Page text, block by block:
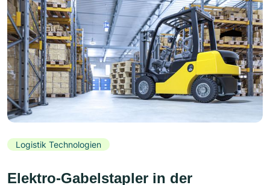
Logistik Technologien
Elektro-Gabelstapler in der